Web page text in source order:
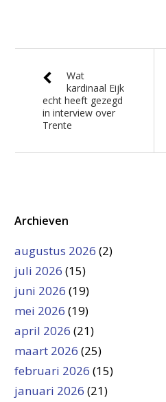
Wat
kardinaal Eijk
echt heeft gezegd
in interview over
Trente
Archieven
augustus 2026 (2)
juli 2026 (15)
juni 2026 (19)
mei 2026 (19)
april 2026 (21)
maart 2026 (25)
februari 2026 (15)
januari 2026 (21)